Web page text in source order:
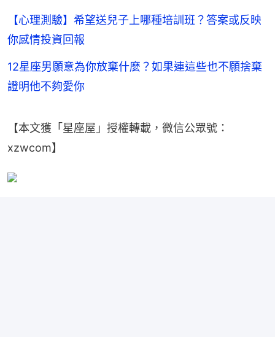
【心理測驗】希望送兒子上哪種培訓班？答案或反映
你感情投資回報
12星座男願意為你放棄什麼？如果連這些也不願捨棄
證明他不夠愛你
【本文獲「星座屋」授權轉載，微信公眾號：
xzwcom】